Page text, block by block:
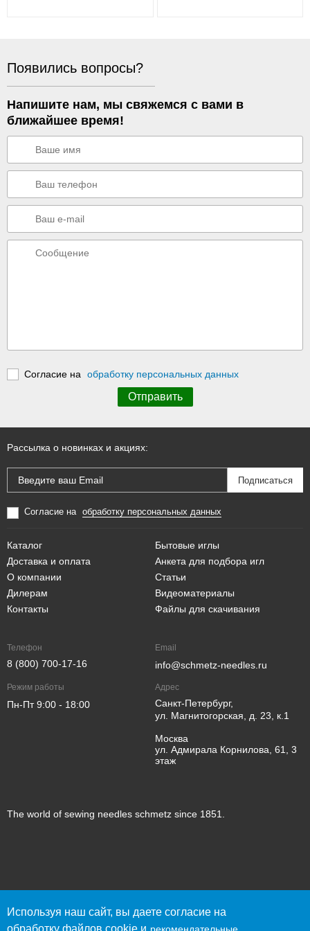
Появились вопросы?
Напишите нам, мы свяжемся с вами в
ближайшее время!
Согласие на обработку персональных данных
The world of sewing needles schmetz since 1851.
Политика конфиденциальности
Рассылка о новинках и акциях:
Согласие на обработку персональных данных
Каталог
Доставка и оплата
О компании
Дилерам
Контакты
Бытовые иглы
Анкета для подбора игл
Статьи
Видеоматериалы
Файлы для скачивания
Телефон
8 (800) 700-17-16
Email
info@schmetz-needles.ru
Режим работы
Пн-Пт 9:00 - 18:00
Адрес
Санкт-Петербург,
ул. Магнитогорская, д. 23, к.1
Москва
ул. Адмирала Корнилова, 61, 3
этаж
Используя наш сайт, вы даете согласие на
обработку файлов cookie и